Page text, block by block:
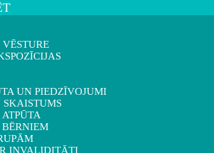
UN PIEDZĪVOJUMI
INVALIDITĀTI